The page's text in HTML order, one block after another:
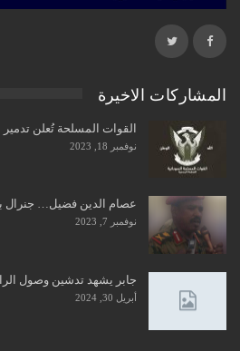
المشاركات الاخيرة
القوات المسلحة تُعلن
نوفمبر 18, 2023
عصام الدين فضيل… جنرال
نوفمبر 7, 2023
جابر يشهد تدشين وصول
أبريل 30, 2024